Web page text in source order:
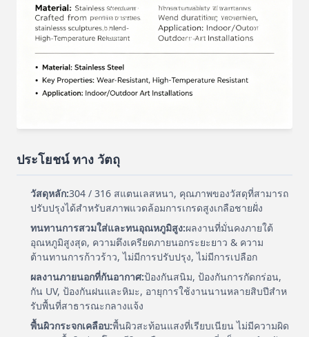
ประโยชน์ ทาง วัตถุ
วัสดุหลัก:304 / 316 สแตนเลสหนา, คุณภาพของวัสดุที่สามารถ
ปรับปรุงได้สําหรับสภาพแวดล้อมการเกรดสูงเกลือชายฝั่ง
ทนทานการสวมใส่และทนอุณหภูมิสูง:ผลงานที่มั่นคงภายใต้
อุณหภูมิสูงสุด, ความตึงเครียดภายนอกระยะยาว & ความ
ต้านทานการก้าวร้าว, ไม่มีการปรับปรุง, ไม่มีการเปลือก
ผลงานภายนอกที่กันอากาศ:ป้องกันสนิม, ป้องกันการกัดกร่อน,
กัน UV, ป้องกันฝนและหิมะ, อายุการใช้งานนานหลายสิบปีสําห
รับพื้นที่สาธารณะกลางแจ้ง
พื้นผิวกระจกเคลือบ:พื้นผิวสะท้อนแสงที่เรียบเนียน ไม่มีความผิด